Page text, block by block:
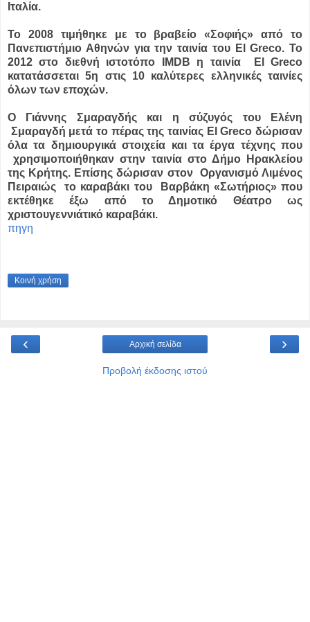
Ιταλία.
Το 2008 τιμήθηκε με το βραβείο «Σοφιής» από το
Πανεπιστήμιο Αθηνών για την ταινία του El Greco. To
2012 στο διεθνή ιστοτόπο IMDB η ταινία El Greco
κατατάσσεται 5η στις 10 καλύτερες ελληνικές ταινίες
όλων των εποχών.
Ο Γιάννης Σμαραγδής και η σύζυγός του Ελένη
Σμαραγδή μετά το πέρας της ταινίας El Greco δώρισαν
όλα τα δημιουργικά στοιχεία και τα έργα τέχνης που
χρησιμοποιήθηκαν στην ταινία στο Δήμο Ηρακλείου
της Κρήτης. Επίσης δώρισαν στον Οργανισμό Λιμένος
Πειραιώς το καραβάκι του Βαρβάκη «Σωτήριος» που
εκτέθηκε έξω από το Δημοτικό Θέατρο ως
χριστουγεννιάτικό καραβάκι.
πηγη
Κοινή χρήση
‹ ›
Αρχική σελίδα
Προβολή έκδοσης ιστού